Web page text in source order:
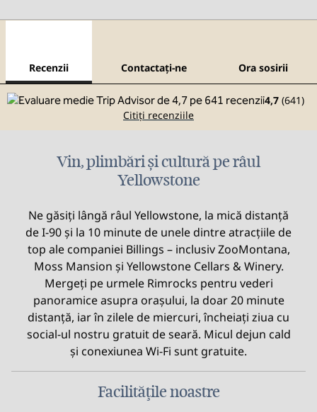
Recenzii Contactaţi-ne Ora sosirii
4,7 (641)
Citiți recenziile
Vin, plimbări și cultură pe râul
Yellowstone
Ne găsiți lângă râul Yellowstone, la mică distanță
de I-90 și la 10 minute de unele dintre atracțiile de
top ale companiei Billings – inclusiv ZooMontana,
Moss Mansion și Yellowstone Cellars & Winery.
Mergeți pe urmele Rimrocks pentru vederi
panoramice asupra orașului, la doar 20 minute
distanță, iar în zilele de miercuri, încheiați ziua cu
social-ul nostru gratuit de seară. Micul dejun cald
și conexiunea Wi-Fi sunt gratuite.
Facilităţile noastre